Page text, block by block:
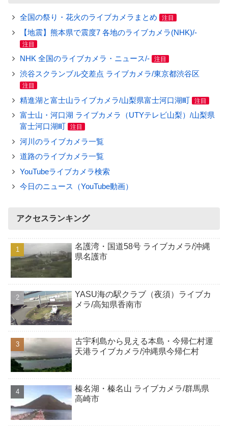
全国の祭り・花火のライブカメラまとめ 注目
【地震】熊本県で震度7 各地のライブカメラ(NHK)/-
注目
NHK 全国のライブカメラ・ニュース/- 注目
渋谷スクランブル交差点 ライブカメラ/東京都渋谷区
注目
精進湖と富士山ライブカメラ/山梨県富士河口湖町 注目
富士山・河口湖 ライブカメラ（UTYテレビ山梨）/山梨県
富士河口湖町
注目
河川のライブカメラ一覧
道路のライブカメラ一覧
YouTubeライブカメラ検索
今日のニュース（YouTube動画）
アクセスランキング
名護湾・国道58号 ライブカメラ/沖縄
県名護市
YASU海の駅クラブ（夜須）ライブカ
メラ/高知県香南市
古宇利島から見える本島・今帰仁村運
天港ライブカメラ/沖縄県今帰仁村
榛名湖・榛名山 ライブカメラ/群馬県
高崎市